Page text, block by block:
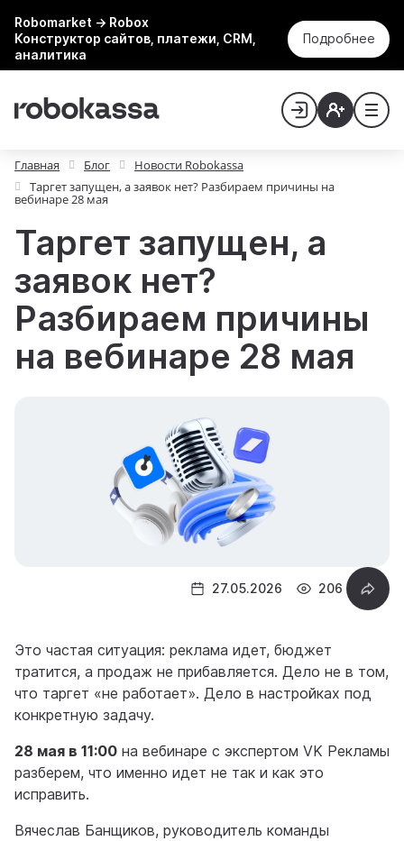
Robomarket → Robox
Конструктор сайтов, платежи, CRM,
аналитика
Подробнее
Главная Блог
Новости Robokassa
Таргет запущен, а заявок нет? Разбираем причины на
вебинаре 28 мая
Таргет запущен, а
заявок нет?
Разбираем причины
на вебинаре 28 мая
27.05.2026 206
Это частая ситуация: реклама идет, бюджет
тратится, а продаж не прибавляется. Дело не в том,
что таргет «не работает». Дело в настройках под
конкретную задачу.
28 мая в 11:00 на вебинаре с экспертом VK Рекламы
разберем, что именно идет не так и как это
исправить.
Вячеслав Банщиков, руководитель команды